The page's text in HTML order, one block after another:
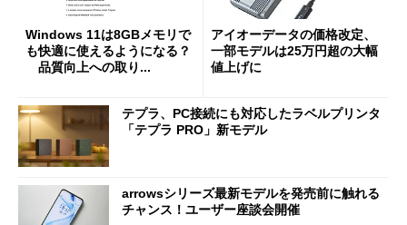
Windows 11は8GBメモリで
も快適に使えるようになる？
品質向上への取り...
アイオーデータの価格改定、
一部モデルは25万円超の大幅
値上げに
テプラ、PC接続にも対応したラベルプリンタ
「テプラ PRO」新モデル
arrowsシリーズ最新モデルを発売前に触れる
チャンス！ユーザー座談会開催